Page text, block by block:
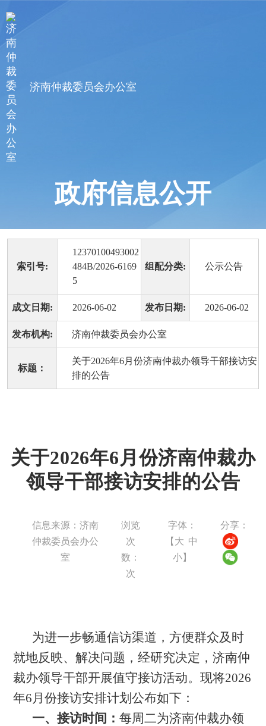
济南仲裁委员会办公室
政府信息公开
索引号:
12370100493002
484B/2026-6169
5
组配分类: 公示公告
成文日期: 2026-06-02 发布日期: 2026-06-02
发布机构: 济南仲裁委员会办公室
标题：
关于2026年6月份济南仲裁办领导干部接访安
排的公告
关于2026年6月份济南仲裁办
领导干部接访安排的公告
信息来源：济南
仲裁委员会办公
室
浏览
次
数：
次
字体：
【 大 中
小】
分享：
为进一步畅通信访渠道，方便群众及时
就地反映、解决问题，经研究决定，济南仲
裁办领导干部开展值守接访活动。现将2026
年6月份接访安排计划公布如下：
一、接访时间： 每周二为济南仲裁办领